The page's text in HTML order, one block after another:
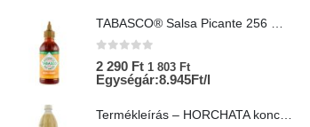
0 az 5-ből
2 290 Ft 1 803 Ft
Egységár:8.945Ft/l
Termékleírás – HORCHATA koncentrátum 1L – Lol-Tun